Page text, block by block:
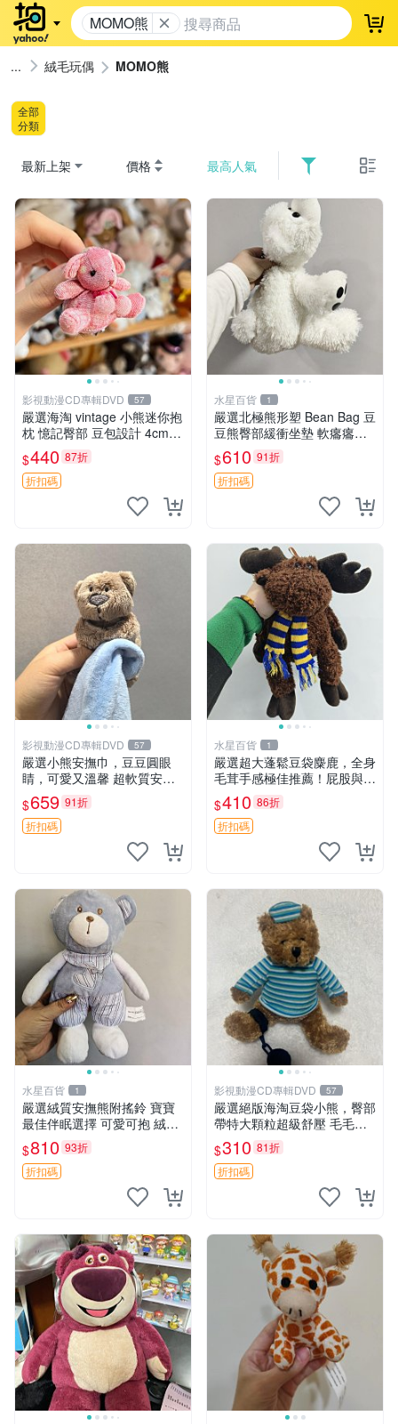
MOMO熊 登
絨毛玩偶 MOMO熊
全部
分類
最新上架 價格 最高人氣
影視動漫CD專輯DVD 57
嚴選海淘 vintage 小熊迷你抱
枕 憶記臀部 豆包設計 4cm
高 推薦收藏 迷你豆包小熊、
高臀部、豆袋抱枕
$440 87折
折扣碼
水星百貨 1
嚴選北極熊形塑 Bean Bag 豆
豆熊臀部緩衝坐墊 軟癟癟舒
壓設計 保暖又實用 適合久坐
放松 推薦居家使用 RUSS系
列 豆豆熊屁屁坐墊 3D顆粒結
$610 91折
折扣碼
影視動漫CD專輯DVD 57
嚴選小熊安撫巾，豆豆圓眼
睛，可愛又溫馨 超軟質安撫
巾，豆豆設計，哄睡好幫手
約克豆豆眼安撫巾 數碼豆豆
眼
$659 91折
折扣碼
水星百貨 1
嚴選超大蓬鬆豆袋麋鹿，全身
毛茸手感極佳推薦！屁股與四
肢填充均勻，適合收藏與孩童
共賞。 麋鹿 豆袋 毛茸玩具
$410 86折
折扣碼
水星百貨 1
嚴選絨質安撫熊附搖鈴 寶寶
最佳伴眠選擇 可愛可抱 絨毛
玩具 安撫熊 嬰兒用
$810 93折
折扣碼
影視動漫CD專輯DVD 57
嚴選絕版海淘豆袋小熊，臀部
帶特大顆粒超級舒壓 毛毛摸
起來格外順滑適合收藏 100%
棉質 豆袋枕 豆袋、抱枕、小
熊
$310 81折
折扣碼